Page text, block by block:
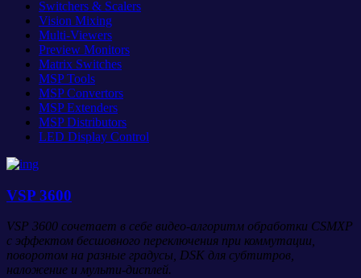
Switchers & Scalers
Vision Mixing
Multi-Viewers
Preview Monitors
Matrix Switches
MSP Tools
MSP Convertors
MSP Extenders
MSP Distributors
LED Display Control
VSP 3600
VSP 3600 сочетает в себе видео-алгоритм обработки CSMXP
с эффектом бесшовного переключения при коммутации,
поворотом на разные градусы, DSK для субтитров,
наложение и мульти-дисплей.